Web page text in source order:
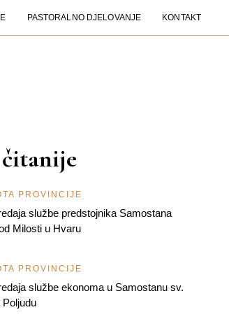
PASTORALNO DJELOVANJE KONTAKT
PROVINCIJE
službe predstojnika Samostana
Milosti u Hvaru
PROVINCIJE
službe ekonoma u Samostanu sv.
Poljudu